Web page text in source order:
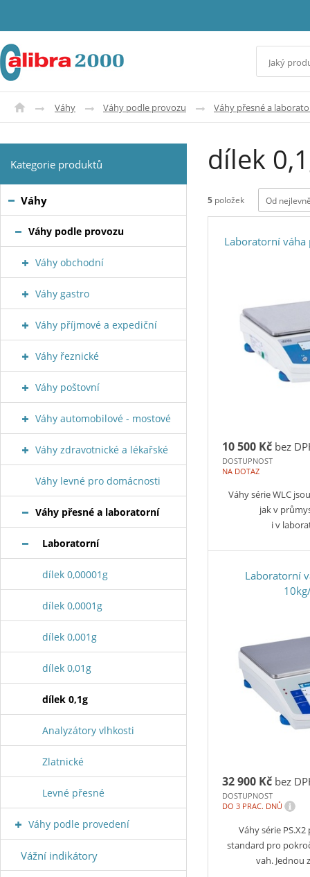
Váhy Váhy podle provozu Váhy přesné a
dílek
5 položek Od
Laboratorní váha
10 500 Kč bez
DOSTUPNOST
NA DOTAZ
Váhy série WLC
jak v
i v
Laboratorní
32 900 Kč bez
DOSTUPNOST
DO 3 PRAC. DNŮ
i
Váhy série
standard pro
vah. Jednou
Kategorie produktů
Váhy
Váhy podle provozu
Váhy obchodní
Váhy gastro
Váhy příjmové a expediční
Váhy řeznické
Váhy poštovní
Váhy automobilové - mostové
Váhy zdravotnické a lékařské
Váhy levné pro domácnosti
Váhy přesné a laboratorní
Laboratorní
dílek 0,00001g
dílek 0,0001g
dílek 0,001g
dílek 0,01g
dílek 0,1g
Analyzátory vlhkosti
Zlatnické
Levné přesné
Váhy podle provedení
Vážní indikátory